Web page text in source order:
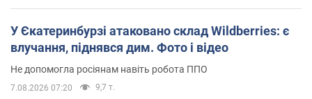
У Єкатеринбурзі атаковано склад Wildberries: є
влучання, піднявся дим. Фото і відео
Не допомогла росіянам навіть робота ППО
7.08.2026 07:20 9,7 т.